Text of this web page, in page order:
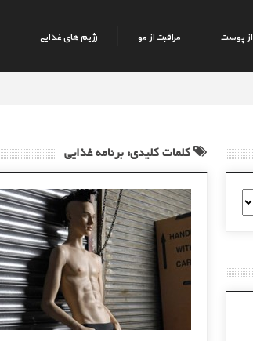
از پوست مراقبت از مو رژیم های غذایی
کلمات کلیدی: برنامه غذایی